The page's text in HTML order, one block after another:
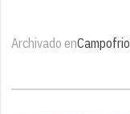
Archivado enCampofrio